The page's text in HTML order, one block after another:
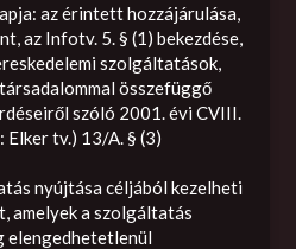
az érintett hozzájárulása,
az Infotv. 5. § (1) bekezdése,
szolgáltatások,
összefüggő
szóló 2001. évi CVIII.
tv.) 13/A. § (3)
nyújtása céljából kezelheti
amelyek a szolgáltatás
elengedhetetlenül